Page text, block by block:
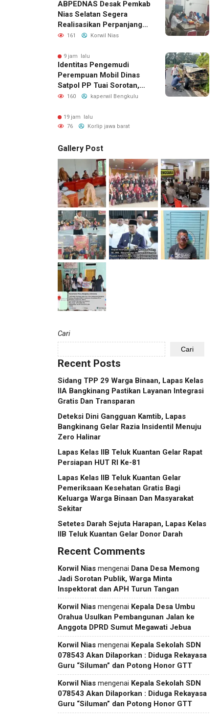
ABPEDNAS Desak Pemkab
Nias Selatan Segera
Realisasikan Perpanjangan
Masa Jabatan BPD, Soroti
Kesejahteraan Anggota
161 Korwil Nias
9 jam lalu
Identitas Pengemudi
Perempuan Mobil Dinas
Satpol PP Tuai Sorotan,
Publik Pertanyakan Izin
160 kaperwil Bengkulu
19 jam lalu
76
Korlip jawa barat
Gallery Post
Cari
Cari
Recent Posts
Sidang TPP 29 Warga Binaan, Lapas Kelas
IIA Bangkinang Pastikan Layanan Integrasi
Gratis Dan Transparan
Deteksi Dini Gangguan Kamtib, Lapas
Bangkinang Gelar Razia Insidentil Menuju
Zero Halinar
Lapas Kelas IIB Teluk Kuantan Gelar Rapat
Persiapan HUT RI Ke-81
Lapas Kelas IIB Teluk Kuantan Gelar
Pemeriksaan Kesehatan Gratis Bagi
Keluarga Warga Binaan Dan Masyarakat
Sekitar
Setetes Darah Sejuta Harapan, Lapas Kelas
IIB Teluk Kuantan Gelar Donor Darah
Recent Comments
Korwil Nias mengenai Dana Desa Memong
Jadi Sorotan Publik, Warga Minta
Inspektorat dan APH Turun Tangan
Korwil Nias mengenai Kepala Desa Umbu
Orahua Usulkan Pembangunan Jalan ke
Anggota DPRD Sumut Megawati Jebua
Korwil Nias mengenai Kepala Sekolah SDN
078543 Akan Dilaporkan : Diduga Rekayasa
Guru “Siluman” dan Potong Honor GTT
Korwil Nias mengenai Kepala Sekolah SDN
078543 Akan Dilaporkan : Diduga Rekayasa
Guru “Siluman” dan Potong Honor GTT